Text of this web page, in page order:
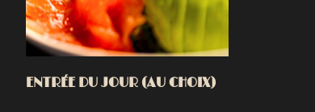
ENTRÉE DU JOUR (AU CHOIX)